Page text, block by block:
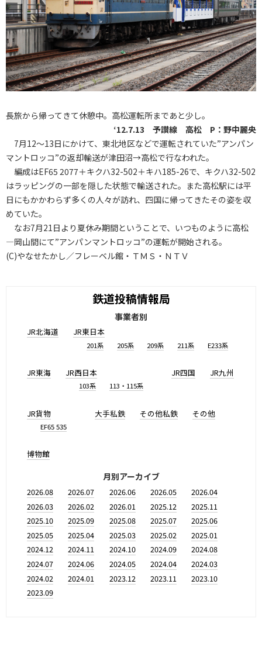
長旅から帰ってきて休憩中。高松運転所まであと少し。
‘12.7.13 予讃線 高松 P：野中麗央
7月12～13日にかけて、東北地区などで運転されていた”アンパン
マントロッコ”の返却輸送が津田沼→高松で行なわれた。
編成はEF65 2077＋キクハ32-502＋キハ185-26で、キクハ32-502
はラッピングの一部を隠した状態で輸送された。また高松駅には平
日にもかかわらず多くの人々が訪れ、四国に帰ってきたその姿を収
めていた。
なお7月21日より夏休み期間ということで、いつものように高松
―岡山間にて”アンパンマントロッコ”の運転が開始される。
(C)やなせたかし／フレーベル館・ＴＭＳ・ＮＴＶ
鉄道投稿情報局
事業者別
JR北海道 JR東日本
201系 205系 209系 211系 E233系
JR東海 JR西日本
103系 113・115系
JR四国 JR九州
JR貨物
EF65 535
大手私鉄 その他私鉄 その他
博物館
月別アーカイブ
2026.08 2026.07 2026.06 2026.05
2026.04
2026.03
2026.02 2026.01 2025.12
2025.11
2025.10
2025.09 2025.08 2025.07
2025.06
2025.05
2025.04 2025.03 2025.02
2025.01
2024.12
2024.11 2024.10 2024.09
2024.08
2024.07
2024.06 2024.05 2024.04
2024.03
2024.02
2024.01 2023.12 2023.11
2023.10
2023.09